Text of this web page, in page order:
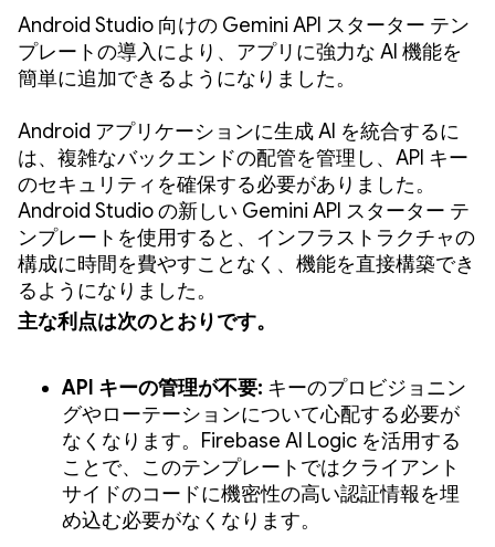
Android Studio 向けの Gemini API スターター テン
プレートの導入により、アプリに強力な AI 機能を
簡単に追加できるようになりました。
Android アプリケーションに生成 AI を統合するに
は、複雑なバックエンドの配管を管理し、API キー
のセキュリティを確保する必要がありました。
Android Studio の新しい Gemini API スターター テ
ンプレートを使用すると、インフラストラクチャの
構成に時間を費やすことなく、機能を直接構築でき
るようになりました。
主な利点は次のとおりです。
API キーの管理が不要: キーのプロビジョニン
グやローテーションについて心配する必要が
なくなります。Firebase AI Logic を活用する
ことで、このテンプレートではクライアント
サイドのコードに機密性の高い認証情報を埋
め込む必要がなくなります。